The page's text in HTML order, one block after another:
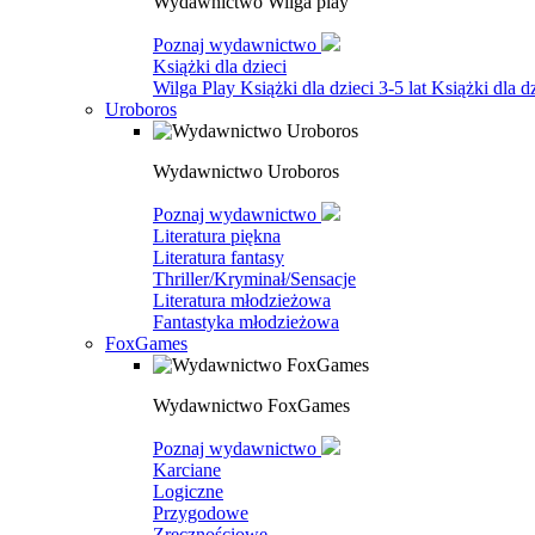
Poznaj wydawnictwo
Książki dla dzieci
Wilga Play Książki dla dzieci 3-5 lat Książki dla
Uroboros
Wydawnictwo Uroboros
Poznaj wydawnictwo
Literatura piękna
Literatura fantasy
Thriller/Kryminał/Sensacje
Literatura młodzieżowa
Fantastyka młodzieżowa
FoxGames
Wydawnictwo FoxGames
Poznaj wydawnictwo
Karciane
Logiczne
Przygodowe